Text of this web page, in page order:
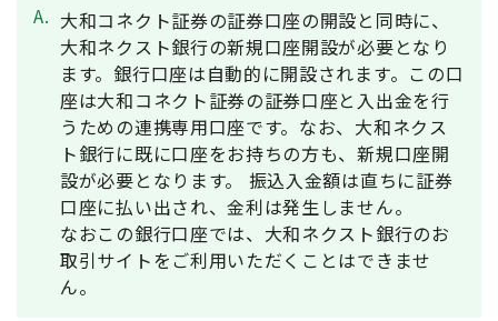
A. 大和コネクト証券の証券口座の開設と同時に、
大和ネクスト銀行の新規口座開設が必要となり
ます。銀行口座は自動的に開設されます。この口
座は大和コネクト証券の証券口座と入出金を行
うための連携専用口座です。なお、大和ネクス
ト銀行に既に口座をお持ちの方も、新規口座開
設が必要となります。 振込入金額は直ちに証券
口座に払い出され、金利は発生しません。
なおこの銀行口座では、大和ネクスト銀行のお
取引サイトをご利用いただくことはできませ
ん。